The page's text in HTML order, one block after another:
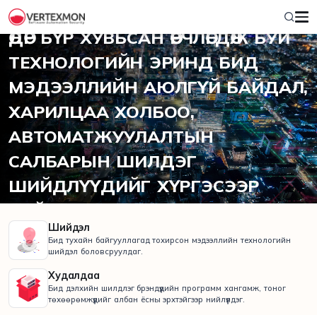
2012 ОНООС ХОЙШ
ӨДӨР БҮР ХУВЬСАН ӨӨРЧЛӨГДӨЖ БУЙ
ТЕХНОЛОГИЙН ЭРИНД БИД
МЭДЭЭЛЛИЙН АЮЛГҮЙ БАЙДАЛ,
ХАРИЛЦАА ХОЛБОО,
АВТОМАТЖУУЛАЛТЫН
САЛБАРЫН ШИЛДЭГ
ШИЙДЛҮҮДИЙГ ХҮРГЭСЭЭР
БАЙНА.
Шийдэл
Бид тухайн байгууллагад тохирсон мэдээллийн технологийн
шийдэл боловсруулдаг.
Худалдаа
Бид дэлхийн шилдлэг брэндүүдийн программ хангамж, тоног
төхөөрөмжүүдийг албан ёсны эрхтэйгээр нийлүүлдэг.